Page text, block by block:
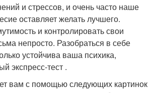
и стрессов, и очень часто наше
оставляет желать лучшего.
и контролировать свои
непросто. Разобраться в себе
устойчива ваша психика,
экспресс-тест .
вам с помощью следующих картинок